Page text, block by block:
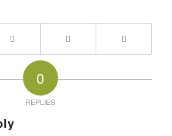
0
REPLIES